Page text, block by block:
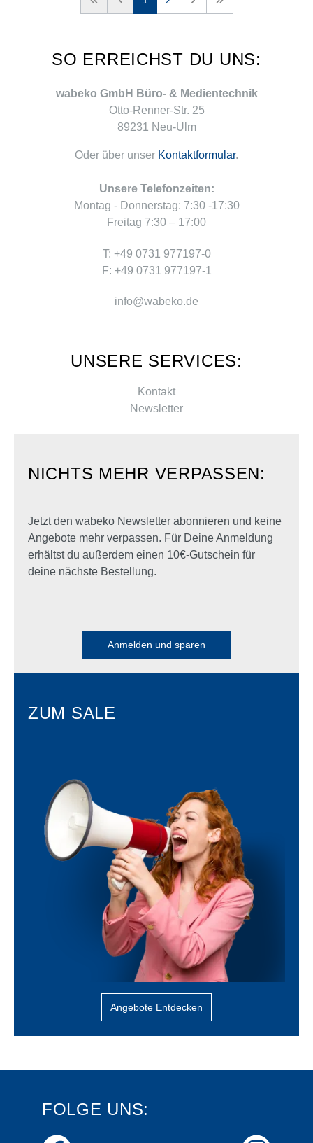
SO ERREICHST DU UNS:
wabeko GmbH Büro- & Medientechnik
Otto-Renner-Str. 25
89231 Neu-Ulm
Oder über unser Kontaktformular.
Unsere Telefonzeiten:
Montag - Donnerstag: 7:30 -17:30
Freitag 7:30 – 17:00
T: +49 0731 977197-0
F: +49 0731 977197-1
info@wabeko.de
UNSERE SERVICES:
Kontakt
Newsletter
NICHTS MEHR VERPASSEN:
Jetzt den wabeko Newsletter abonnieren und keine
Angebote mehr verpassen. Für Deine Anmeldung
erhältst du außerdem einen 10€-Gutschein für
deine nächste Bestellung.
Anmelden und sparen
ZUM SALE
Angebote Entdecken
FOLGE UNS: